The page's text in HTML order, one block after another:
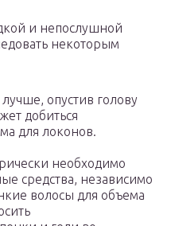
и непослушной
некоторым
опустив голову
добиться
для локонов.
необходимо
средства, независимо
волосы для объема